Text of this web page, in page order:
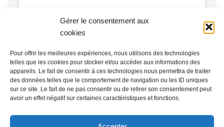
Gérer le consentement aux
cookies
Pour offrir les meilleures expériences, nous utilisons des technologies
telles que les cookies pour stocker et/ou accéder aux informations des
appareils. Le fait de consentir à ces technologies nous permettra de traiter
des données telles que le comportement de navigation ou les ID uniques
sur ce site. Le fait de ne pas consentir ou de retirer son consentement peut
avoir un effet négatif sur certaines caractéristiques et fonctions.